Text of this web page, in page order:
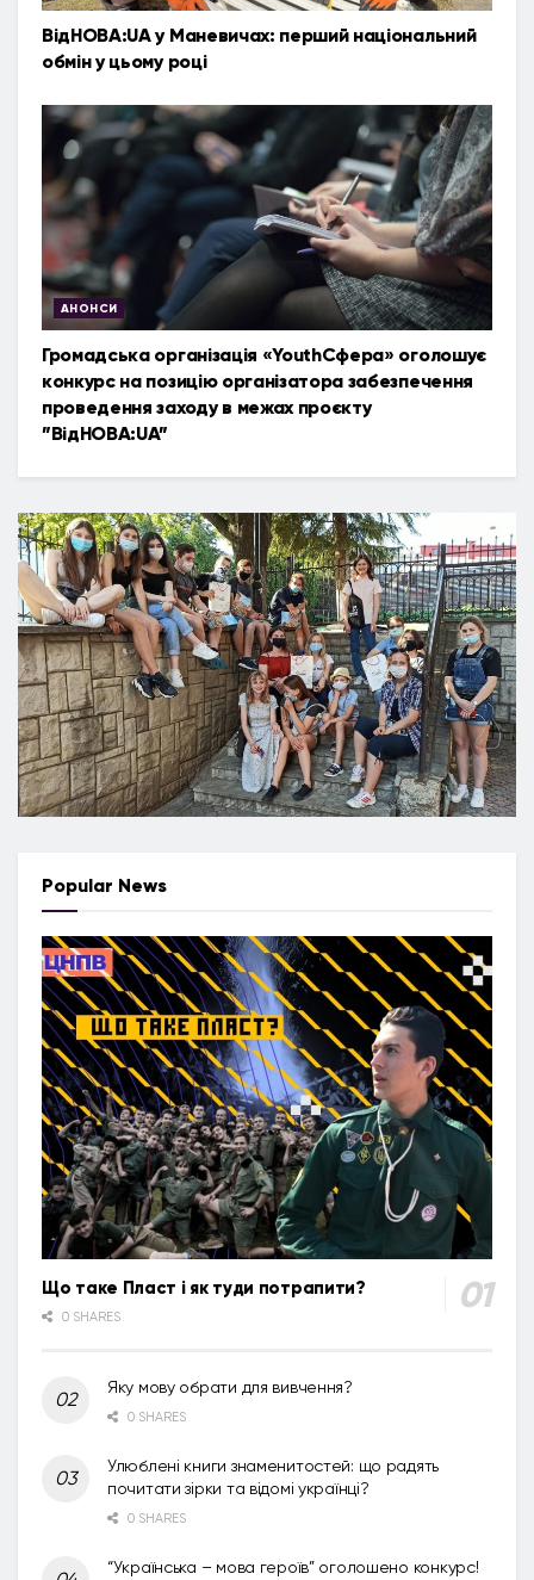
ВідНОВА:UA у Маневичах: перший національний
обмін у цьому році
АНОНСИ
Громадська організація «YouthСфера» оголошує
конкурс на позицію організатора забезпечення
проведення заходу в межах проєкту
”ВідНОВА:UA”
Popular News
Що таке Пласт і як туди потрапити?
0 SHARES
Яку мову обрати для вивчення?
0 SHARES
Улюблені книги знаменитостей: що радять
почитати зірки та відомі українці?
0 SHARES
“Українська – мова героїв” оголошено конкурс!